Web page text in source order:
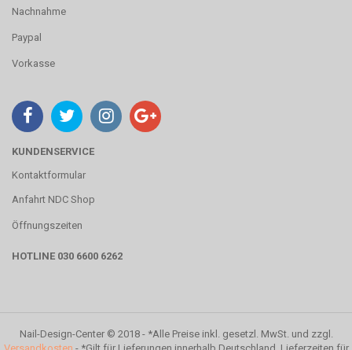
Nachnahme
Paypal
Vorkasse
KUNDENSERVICE
Kontaktformular
Anfahrt NDC Shop
Öffnungszeiten
HOTLINE 030 6600 6262
Nail-Design-Center © 2018 - *Alle Preise inkl. gesetzl. MwSt. und zzgl.